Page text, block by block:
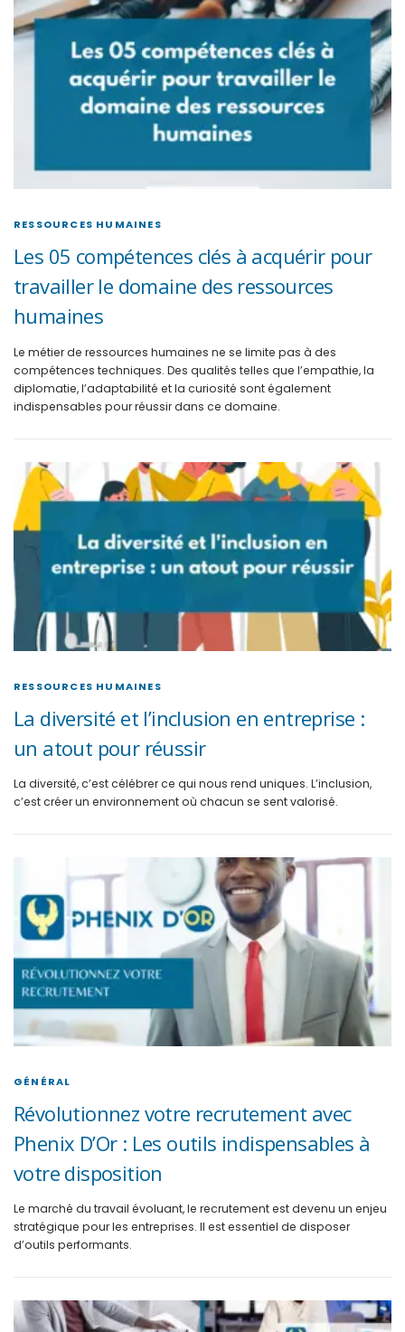
RESSOURCES HUMAINES
Les 05 compétences clés à acquérir pour
travailler le domaine des ressources
humaines
Le métier de ressources humaines ne se limite pas à des
compétences techniques. Des qualités telles que l’empathie, la
diplomatie, l’adaptabilité et la curiosité sont également
indispensables pour réussir dans ce domaine.
RESSOURCES HUMAINES
La diversité et l’inclusion en entreprise :
un atout pour réussir
La diversité, c’est célébrer ce qui nous rend uniques. L’inclusion,
c’est créer un environnement où chacun se sent valorisé.
GÉNÉRAL
Révolutionnez votre recrutement avec
Phenix D’Or : Les outils indispensables à
votre disposition
Le marché du travail évoluant, le recrutement est devenu un enjeu
stratégique pour les entreprises. Il est essentiel de disposer
d’outils performants.